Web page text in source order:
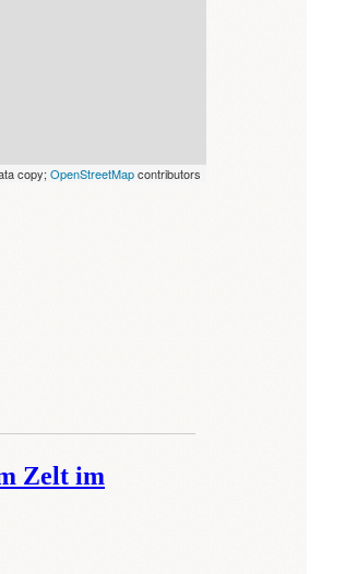
copy; OpenStreetMapcontributors
Zelt im